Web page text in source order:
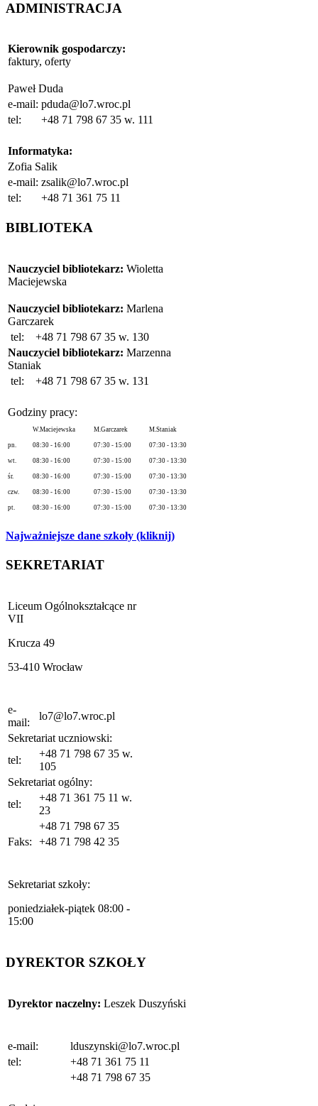
ADMINISTRACJA
Kierownik gospodarczy:
faktury, oferty
Paweł Duda
e-mail: pduda@lo7.wroc.pl
tel:
+48 71 798 67 35 w. 111
Informatyka:
Zofia Salik
e-mail: zsalik@lo7.wroc.pl
tel:
+48 71 361 75 11
BIBLIOTEKA
Nauczyciel bibliotekarz: Wioletta
Maciejewska
Nauczyciel bibliotekarz: Marlena
Garczarek
tel:
+48 71 798 67 35 w. 130
Nauczyciel bibliotekarz: Marzenna
Staniak
tel:
+48 71 798 67 35 w. 131
Godziny pracy:
W.Maciejewska M.Garczarek M.Staniak
pn. 08:30 - 16:00 07:30 - 15:00 07:30 - 13:30
wt. 08:30 - 16:00 07:30 - 15:00 07:30 - 13:30
śr. 08:30 - 16:00 07:30 - 15:00 07:30 - 13:30
czw. 08:30 - 16:00 07:30 - 15:00 07:30 - 13:30
pt. 08:30 - 16:00 07:30 - 15:00 07:30 - 13:30
Najważniejsze dane szkoły (kliknij)
SEKRETARIAT
Liceum Ogólnokształcące nr
VII
Krucza 49
53-410 Wrocław
e-
mail:
lo7@lo7.wroc.pl
Sekretariat uczniowski:
tel:
+48 71 798 67 35 w.
105
Sekretariat ogólny:
tel:
+48 71 361 75 11 w.
23
+48 71 798 67 35
Faks:
+48 71 798 42 35
Sekretariat szkoły:
poniedziałek-piątek 08:00 -
15:00
DYREKTOR SZKOŁY
Dyrektor naczelny: Leszek Duszyński
e-mail:
lduszynski@lo7.wroc.pl
tel:
+48 71 361 75 11
+48 71 798 67 35